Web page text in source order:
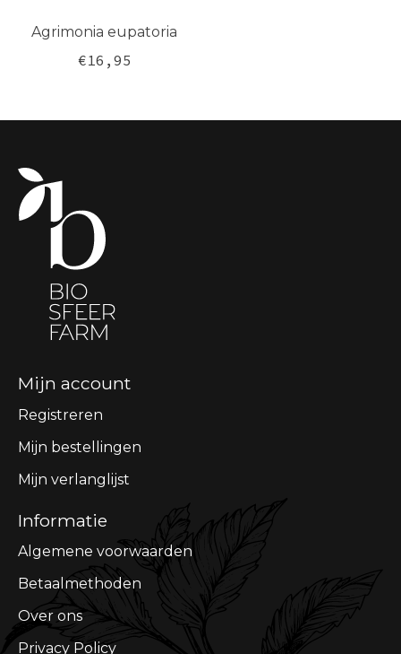
Agrimonia eupatoria
€16,95
Mijn account
Registreren
Mijn bestellingen
Mijn verlanglijst
Informatie
Algemene voorwaarden
Betaalmethoden
Over ons
Privacy Policy